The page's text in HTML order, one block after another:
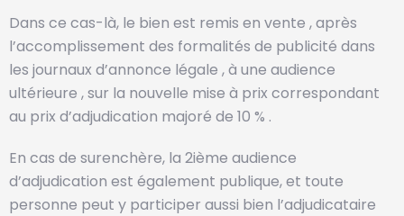
Dans ce cas-là, le bien est remis en vente , après
l’accomplissement des formalités de publicité dans
les journaux d’annonce légale , à une audience
ultérieure , sur la nouvelle mise à prix correspondant
au prix d’adjudication majoré de 10 % .
En cas de surenchère, la 2ième audience
d’adjudication est également publique, et toute
personne peut y participer aussi bien l’adjudicataire